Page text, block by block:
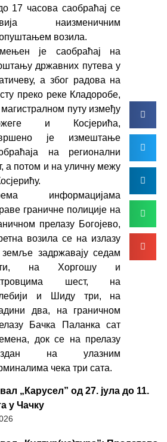
17 часова саобраћај се
наизменичним
возила.
је саобраћај на
државних путева у
а због радова на
преко реке Кладоробе,
путу између
и Косјерића,
је измештање
на регионални
а потом и на уличну межу
информацијама
граничне полиције на
прелазу Богојево,
возила се на излазу
земље задржавају седам
на Хоргошу и
шест, на
и Шиду три, на
два, на граничном
Бачка Паланка сат
док се на прелазу
на улазним
чека три сата.
„Карусел” од 27. јула до 11.
у Чачку